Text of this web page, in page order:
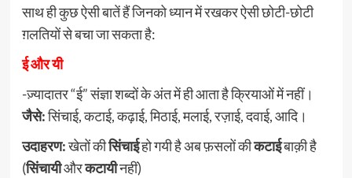
साथ ही कुछ ऐसी बातें हैं जिनको ध्यान में रखकर ऐसी छोटी-छोटी
ग़लतियों से बचा जा सकता है:
ई और यी
-ज़्यादातर “ई” संज्ञा शब्दों के अंत में ही आता है क्रियाओं में नहीं।
जैसे:सिंचाई, कटाई, कढ़ाई, मिठाई, मलाई, रज़ाई, दवाई, आदि।
उदाहरण:खेतों कीसिंचाईहो गयी है अब फ़सलों कीकटाईबाक़ी है
(सिंचायीऔरकटायीनहीं)